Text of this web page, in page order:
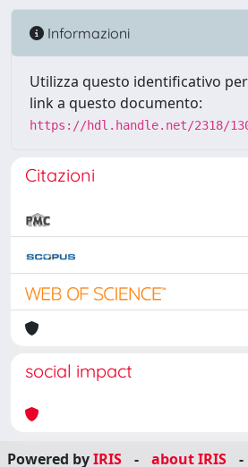
Informazioni
Utilizza questo identificativo
link a questo documento:
https://hdl.handle.net/2318/
Citazioni
social impact
Powered byIRIS - about IRIS -